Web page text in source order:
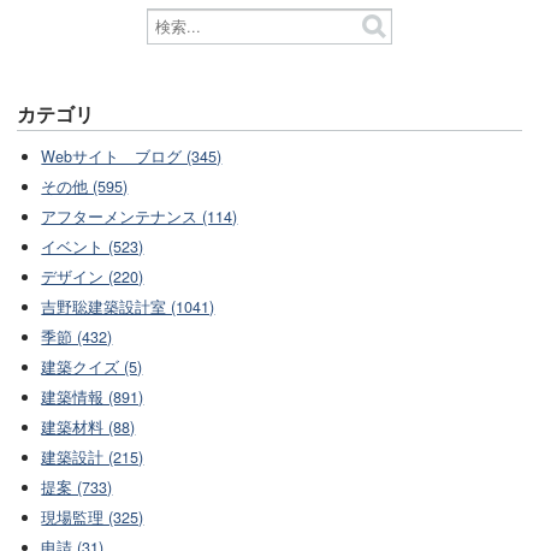
カテゴリ
Webサイト ブログ (345)
その他 (595)
アフターメンテナンス (114)
イベント (523)
デザイン (220)
吉野聡建築設計室 (1041)
季節 (432)
建築クイズ (5)
建築情報 (891)
建築材料 (88)
建築設計 (215)
提案 (733)
現場監理 (325)